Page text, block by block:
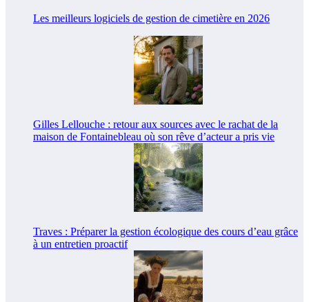
Les meilleurs logiciels de gestion de cimetière en 2026
Gilles Lellouche : retour aux sources avec le rachat de la
maison de Fontainebleau où son rêve d’acteur a pris vie
Traves : Préparer la gestion écologique des cours d’eau grâce
à un entretien proactif